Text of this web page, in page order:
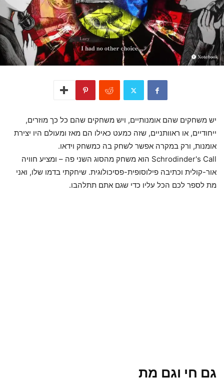
יש משחקים שהם אומנותיים, ויש משחקים שהם כל כך מוזרים,
ייחודיים, או ראוותניים, שזה כמעט כאילו הם מאז ומעולם היו יצירת
אומנות, ורק במקרה אפשר לשחק בה כמשחק וידאו.
Schrodinder's Call הוא משחק מהסוג השני פה – ומציע חוויה
אור-קולית וכתיבה פילוסופית-פסיכולוגית. שיחקתי בדמו שלו, ואני
מת לספר לכם הכל עליו כדי שגם אתם תתלהבו.
גם חי וגם מת